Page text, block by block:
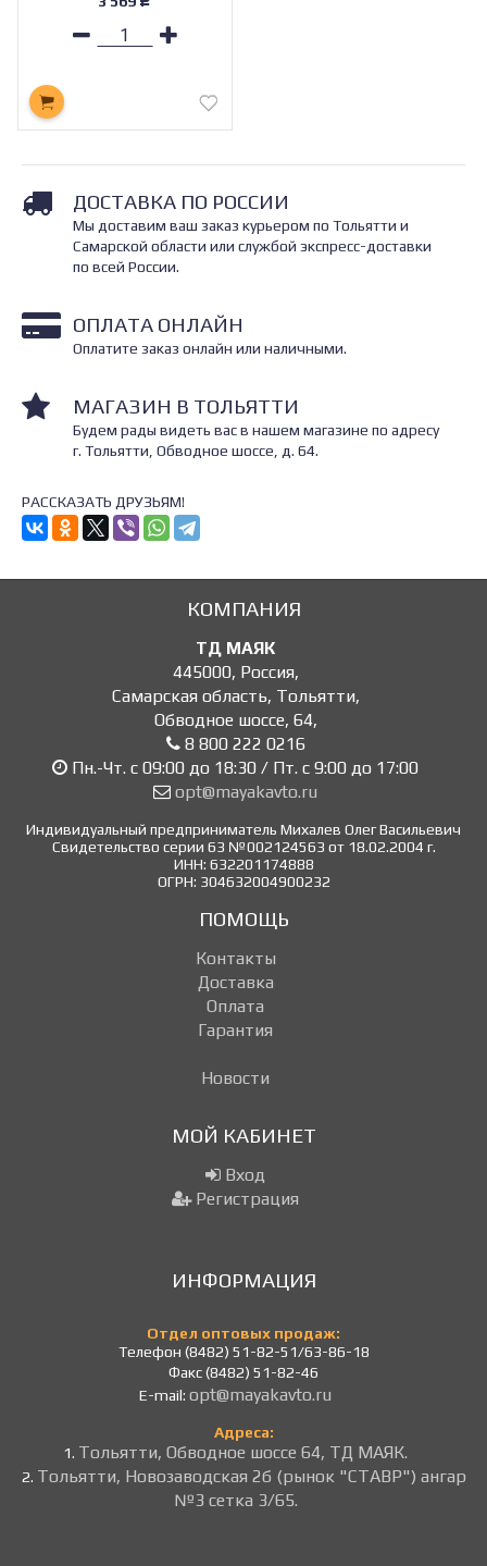
ДОСТАВКА ПО РОССИИ
Мы доставим ваш заказ курьером по Тольятти и
Самарской области или службой экспресс-доставки
по всей России.
ОПЛАТА ОНЛАЙН
Оплатите заказ онлайн или наличными.
МАГАЗИН В ТОЛЬЯТТИ
Будем рады видеть вас в нашем магазине по адресу
г. Тольятти, Обводное шоссе, д. 64.
РАССКАЗАТЬ ДРУЗЬЯМ!
КОМПАНИЯ
ТД МАЯК
445000, Россия,
Самарская область, Тольятти,
Обводное шоссе, 64,
8 800 222 0216
Пн.-Чт. с 09:00 до 18:30 / Пт. с 9:00 до 17:00
opt@mayakavto.ru
Индивидуальный предприниматель Михалев Олег Васильевич
Свидетельство серии 63 №002124563 от 18.02.2004 г.
ИНН: 632201174888
ОГРН: 304632004900232
ПОМОЩЬ
Контакты
Доставка
Оплата
Гарантия
Новости
МОЙ КАБИНЕТ
Вход
Регистрация
ИНФОРМАЦИЯ
Отдел оптовых продаж:
Телефон (8482) 51-82-51/63-86-18
Факс (8482) 51-82-46
E-mail: opt@mayakavto.ru
Адреса:
1. Тольятти, Обводное шоссе 64, ТД МАЯК.
2. Тольятти, Новозаводская 2б (рынок "СТАВР") ангар
№3 сетка 3/65.